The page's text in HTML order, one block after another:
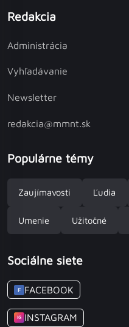
Redakcia
Administrácia
Vyhľadávanie
Newsletter
redakcia@mmnt.sk
Populárne témy
Zaujímavosti Ľudia
Umenie Užitočné
Sociálne siete
F FACEBOOK
IG INSTAGRAM